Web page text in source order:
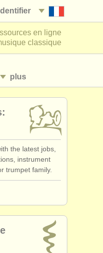
en ligne
classique
plus
the latest jobs,
instrument
trumpet family.